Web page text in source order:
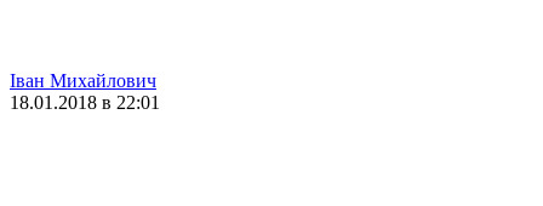
Іван Михайлович
18.01.2018 в 22:01